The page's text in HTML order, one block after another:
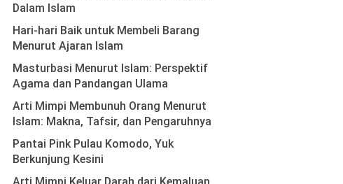
Dalam Islam
Hari-hari Baik untuk Membeli Barang
Menurut Ajaran Islam
Masturbasi Menurut Islam: Perspektif
Agama dan Pandangan Ulama
Arti Mimpi Membunuh Orang Menurut
Islam: Makna, Tafsir, dan Pengaruhnya
Pantai Pink Pulau Komodo, Yuk
Berkunjung Kesini